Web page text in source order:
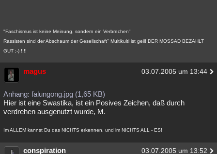
"Faschismus ist keine Meinung, sondern ein Verbrechen"
Rassisten sind der Abschaum der Gesellschaft" Multikulti ist geil! DER MOSSAD BEZAHLT
GUT ;-) !!!!
magus 03.07.2005 um 13:44
Anhang: falungong.jpg (1,65 KB)
Hier ist eine Swastika, ist ein Posives Zeichen, daß durch
verdrehen ausgenutzt wurde, M.
Im ALLEM kannst Du das NICHTS erkennen, und im NICHTS ALL - ES!
conspiration 03.07.2005 um 13:52